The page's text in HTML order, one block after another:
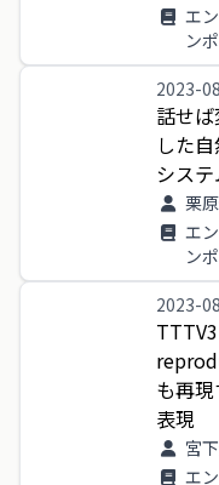
エ
ン
2023-
話せば
した
システ
栗
エ
ン
2023-
TTTV3
も再現
表現
宮
エ